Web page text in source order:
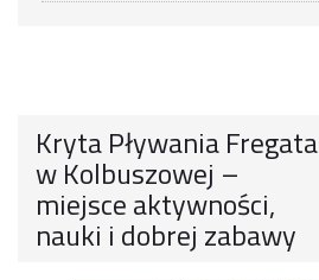
Kryta Pływania Fregata
w Kolbuszowej –
miejsce aktywności,
nauki i dobrej zabawy